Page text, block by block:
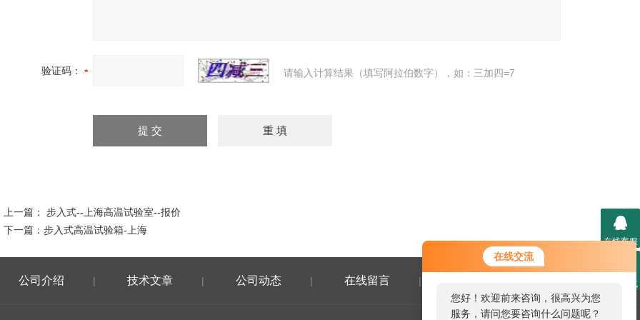
在线交流
您好！欢迎前来咨询，很高兴为您
服务，请问您要咨询什么问题呢？
验证码： 请输入计算结果（填写阿拉伯数字），如：三加四=7
上一篇： 步入式--上海高温试验室--报价
下一篇： 步入式高温试验箱-上海
公司介绍 | 技术文章 | 公司动态 | 在线留言 |
在线客服
联系方式